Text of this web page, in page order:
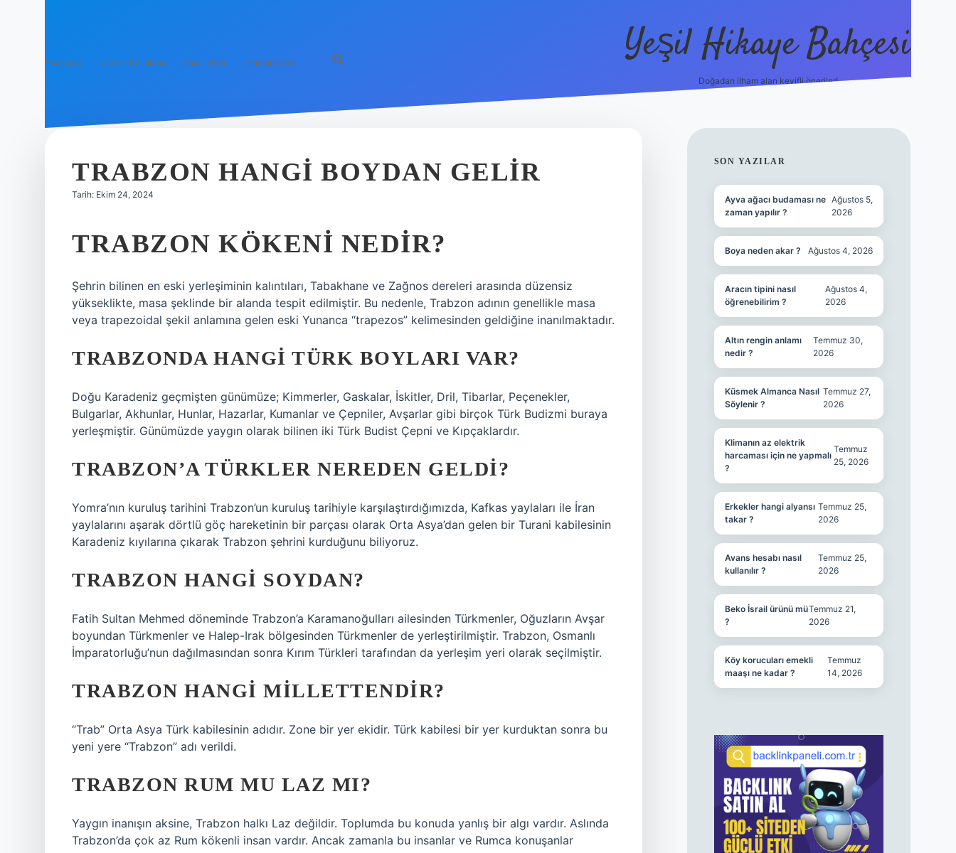
Anasayfa Gizlilik Politikası Yasal Uyarı Hakkımızda Yeşil Hikaye Bahçesi
Doğadan ilham alan keyifli öneriler!
TRABZON HANGI BOYDAN GELIR
Tarih: Ekim 24, 2024
TRABZON KÖKENI NEDIR?
Şehrin bilinen en eski yerleşiminin kalıntıları, Tabakhane ve Zağnos dereleri arasında düzensiz
yükseklikte, masa şeklinde bir alanda tespit edilmiştir. Bu nedenle, Trabzon adının genellikle masa
veya trapezoidal şekil anlamına gelen eski Yunanca “trapezos” kelimesinden geldiğine inanılmaktadır.
TRABZONDA HANGI TÜRK BOYLARI VAR?
Doğu Karadeniz geçmişten günümüze; Kimmerler, Gaskalar, İskitler, Dril, Tibarlar, Peçenekler,
Bulgarlar, Akhunlar, Hunlar, Hazarlar, Kumanlar ve Çepniler, Avşarlar gibi birçok Türk Budizmi buraya
yerleşmiştir. Günümüzde yaygın olarak bilinen iki Türk Budist Çepni ve Kıpçaklardır.
TRABZON’A TÜRKLER NEREDEN GELDI?
Yomra’nın kuruluş tarihini Trabzon’un kuruluş tarihiyle karşılaştırdığımızda, Kafkas yaylaları ile İran
yaylalarını aşarak dörtlü göç hareketinin bir parçası olarak Orta Asya’dan gelen bir Turani kabilesinin
Karadeniz kıyılarına çıkarak Trabzon şehrini kurduğunu biliyoruz.
TRABZON HANGI SOYDAN?
Fatih Sultan Mehmed döneminde Trabzon’a Karamanoğulları ailesinden Türkmenler, Oğuzların Avşar
boyundan Türkmenler ve Halep-Irak bölgesinden Türkmenler de yerleştirilmiştir. Trabzon, Osmanlı
İmparatorluğu’nun dağılmasından sonra Kırım Türkleri tarafından da yerleşim yeri olarak seçilmiştir.
TRABZON HANGI MILLETTENDIR?
“Trab” Orta Asya Türk kabilesinin adıdır. Zone bir yer ekidir. Türk kabilesi bir yer kurduktan sonra bu
yeni yere “Trabzon” adı verildi.
TRABZON RUM MU LAZ MI?
Yaygın inanışın aksine, Trabzon halkı Laz değildir. Toplumda bu konuda yanlış bir algı vardır. Aslında
Trabzon’da çok az Rum kökenli insan vardır. Ancak zamanla bu insanlar ve Rumca konuşanlar
SIDEBAR
SON YAZILAR
Ayva ağacı budaması ne
zaman yapılır ?
Ağustos 5,
2026
Boya neden akar ? Ağustos 4, 2026
Aracın tipini nasıl
öğrenebilirim ?
Ağustos 4,
2026
Altın rengin anlamı
nedir ?
Temmuz 30,
2026
Küsmek Almanca Nasıl
Söylenir ?
Temmuz 27,
2026
Klimanın az elektrik
harcaması için ne yapmalı
?
Temmuz
25, 2026
Erkekler hangi alyansı
takar ?
Temmuz 25,
2026
Avans hesabı nasıl
kullanılır ?
Temmuz 25,
2026
Beko İsrail ürünü mü
?
Temmuz 21,
2026
Köy korucuları emekli
maaşı ne kadar ?
Temmuz
14, 2026
en güvenilir